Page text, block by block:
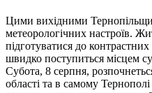
Цими вихідними
метеорологічних настроїв.
підготуватися до
швидко поступиться місцем
Субота, 8 серпня,
області та в самому